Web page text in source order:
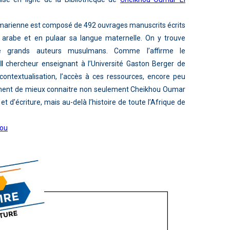
est composé de 492 ouvrages manuscrits écrits
et en pulaar sa langue maternelle. On y trouve
grands auteurs musulmans.Comme l’affirme le
chercheur enseignant à l’Université Gaston Berger de
l’accès à ces ressources, encore peu
de mieux connaitre non seulement Cheikhou Oumar
d’écriture, mais au-delà l’histoire de toute l’Afrique de